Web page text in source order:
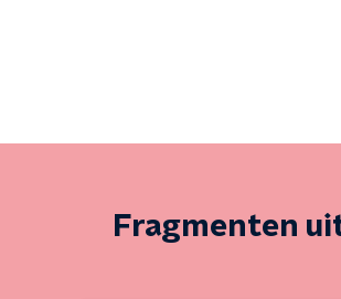
Fragmenten